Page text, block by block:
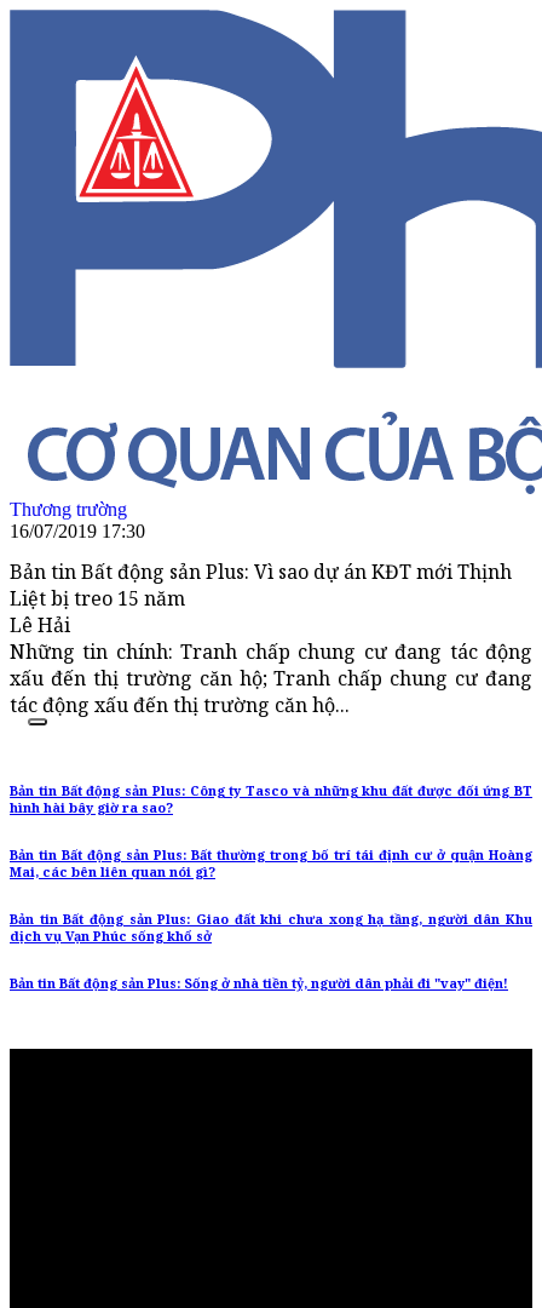
Thương trường
16/07/2019 17:30
Bản tin Bất động sản Plus: Vì sao dự án KĐT mới Thịnh
Liệt bị treo 15 năm
Lê Hải
Những tin chính: Tranh chấp chung cư đang tác động
xấu đến thị trường căn hộ; Tranh chấp chung cư đang
tác động xấu đến thị trường căn hộ...
Bản tin Bất động sản Plus: Công ty Tasco và những khu đất được đối ứng BT
hình hài bây giờ ra sao?
Bản tin Bất động sản Plus: Bất thường trong bố trí tái định cư ở quận Hoàng
Mai, các bên liên quan nói gì?
Bản tin Bất động sản Plus: Giao đất khi chưa xong hạ tầng, người dân Khu
dịch vụ Vạn Phúc sống khổ sở
Bản tin Bất động sản Plus: Sống ở nhà tiền tỷ, người dân phải đi "vay" điện!